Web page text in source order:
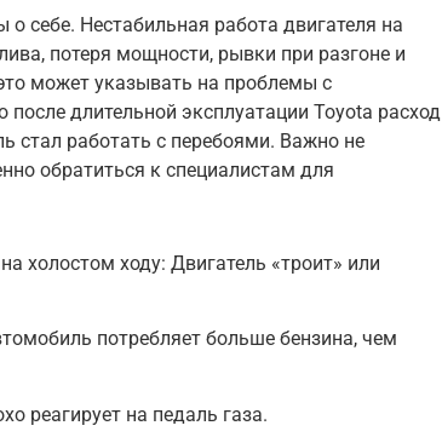
себе. Нестабильная работа двигателя на
потеря мощности, рывки при разгоне и
может указывать на проблемы с
длительной эксплуатации Toyota расход
стал работать с перебоями. Важно не
обратиться к специалистам для
холостом ходу: Двигатель «троит» или
потребляет больше бензина, чем
реагирует на педаль газа.